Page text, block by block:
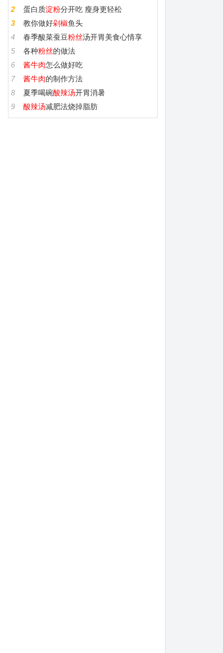
2
蛋白质淀粉分开吃 瘦身更轻松
3
教你做好剁椒鱼头
4
春季酸菜蚕豆粉丝汤开胃美食心情享
5
各种粉丝的做法
6
酱牛肉怎么做好吃
7
酱牛肉的制作方法
8
夏季喝碗酸辣汤开胃消暑
9
酸辣汤减肥法烧掉脂肪